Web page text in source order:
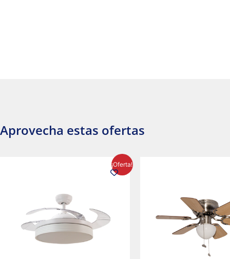
Aprovecha estas ofertas
¡Oferta!
$2,986.97.
precio
actual